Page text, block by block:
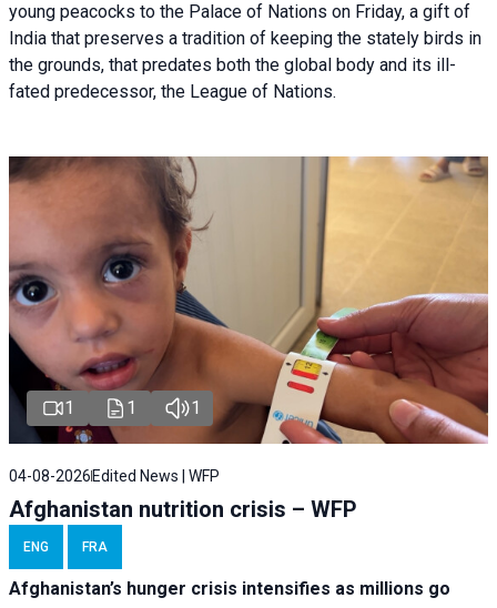
young peacocks to the Palace of Nations on Friday, a gift of
India that preserves a tradition of keeping the stately birds in
the grounds, that predates both the global body and its ill-
fated predecessor, the League of Nations.
1 1 1
04-08-2026 Edited News | WFP
Afghanistan nutrition crisis – WFP
ENG FRA
Afghanistan’s hunger crisis intensifies as millions go